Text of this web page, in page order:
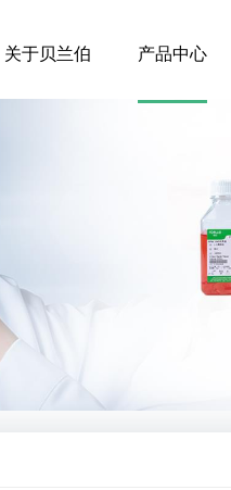
关于贝兰伯 产品中心
安全防护
细胞培养耗材